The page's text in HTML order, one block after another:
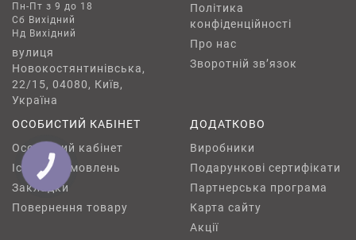
Пн-Пт з 9 до 18
Сб Вихідний
Нд Вихідний
вулиця
Новокостянтинівська,
22/15, 04080, Київ,
Україна
Політика
конфіденційності
Про нас
Зворотній зв’язок
ОСОБИСТИЙ КАБІНЕТ
Особистий кабінет
Історія замовлень
Закладки
Повернення товару
ДОДАТКОВО
Виробники
Подарункові сертифікати
Партнерська програма
Карта сайту
Акції
КНОПКА
ЗВ'ЯЗКУ